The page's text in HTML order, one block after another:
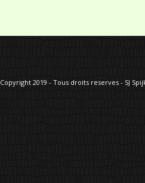
Copyright 2019 - Tous droits reserves - SJ